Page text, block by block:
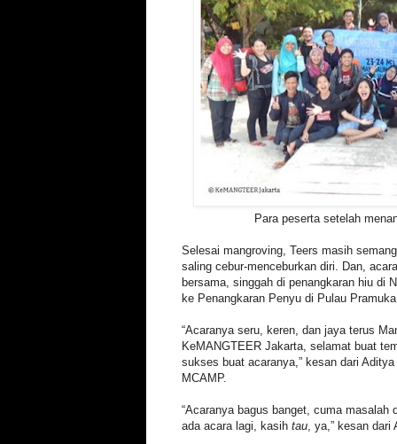
Para peserta setelah
Selesai mangroving, Teers masih
saling cebur-menceburkan diri. Dan,
bersama, singgah di penangkaran hiu di
ke Penangkaran Penyu di Pulau
“Acaranya seru, keren, dan jaya terus
KeMANGTEER Jakarta, selamat buat
sukses buat acaranya,” kesan dari
MCAMP.
“Acaranya bagus banget, cuma masalah
ada acara lagi, kasih tau, ya,” kesan dari